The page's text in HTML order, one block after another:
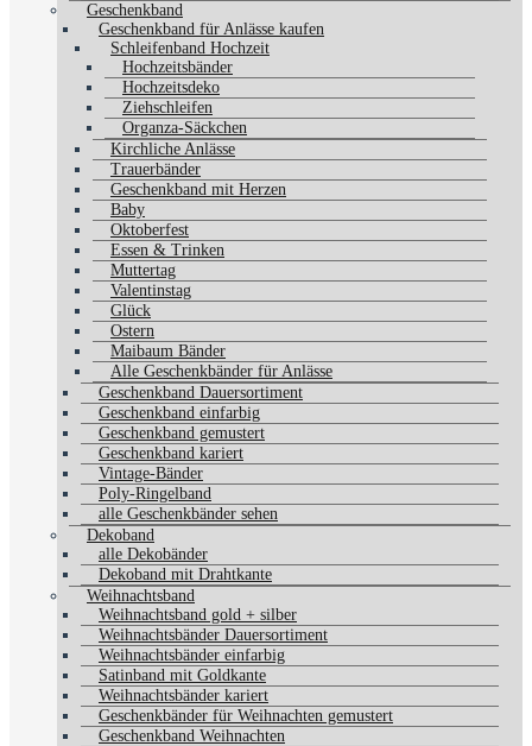
Geschenkband
Geschenkband für Anlässe kaufen
Schleifenband Hochzeit
Hochzeitsbänder
Hochzeitsdeko
Ziehschleifen
Organza-Säckchen
Kirchliche Anlässe
Trauerbänder
Geschenkband mit Herzen
Baby
Oktoberfest
Essen & Trinken
Muttertag
Valentinstag
Glück
Ostern
Maibaum Bänder
Alle Geschenkbänder für Anlässe
Geschenkband Dauersortiment
Geschenkband einfarbig
Geschenkband gemustert
Geschenkband kariert
Vintage-Bänder
Poly-Ringelband
alle Geschenkbänder sehen
Dekoband
alle Dekobänder
Dekoband mit Drahtkante
Weihnachtsband
Weihnachtsband gold + silber
Weihnachtsbänder Dauersortiment
Weihnachtsbänder einfarbig
Satinband mit Goldkante
Weihnachtsbänder kariert
Geschenkbänder für Weihnachten gemustert
Geschenkband Weihnachten